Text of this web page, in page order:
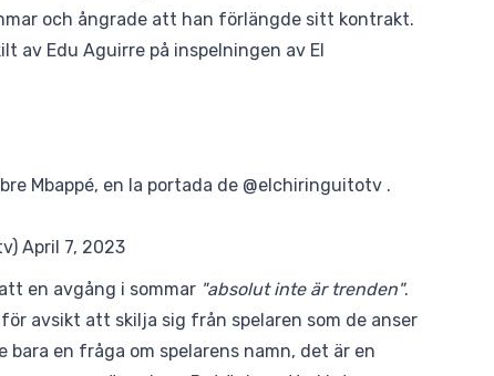
och ångrade att han förlängde sitt kontrakt.
av Edu Aguirre på inspelningen av El
Mbappé, en la portada de @elchiringuitotv .
April 7, 2023
att en avgång i sommar "absolut inte är trenden".
avsikt att skilja sig från spelaren som de anser
en fråga om spelarens namn, det är en